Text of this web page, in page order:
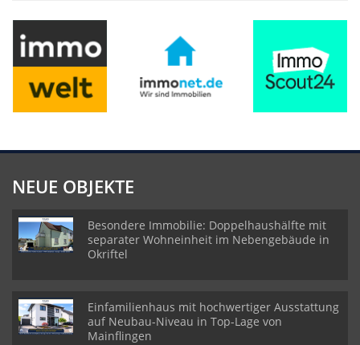
NEUE OBJEKTE
Besondere Immobilie: Doppelhaushälfte mit
separater Wohneinheit im Nebengebäude in
Okriftel
Einfamilienhaus mit hochwertiger Ausstattung
auf Neubau-Niveau in Top-Lage von
Mainflingen